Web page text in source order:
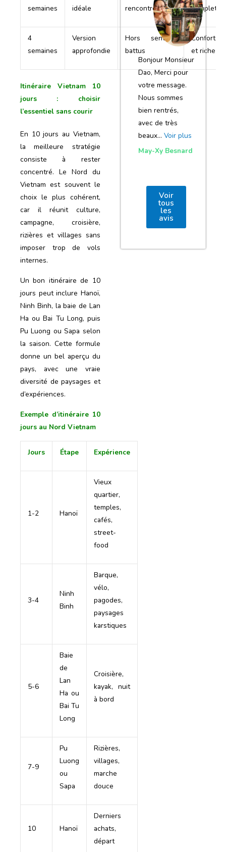
semaines
idéale
rencontres
complet
4
semaines
Version
approfondie
Hors sentiers
battus
et riche
Itinéraire Vietnam 10
jours
: choisir
l’essentiel sans courir
En 10 jours au Vietnam,
la meilleure stratégie
consiste à rester
concentré. Le Nord du
Vietnam est souvent le
choix le plus cohérent,
car il réunit culture,
campagne, croisière,
rizières et villages sans
imposer trop de vols
internes.
Un bon itinéraire de 10
jours peut inclure Hanoï,
Ninh Binh, la baie de Lan
Ha ou Bai Tu Long, puis
Pu Luong ou Sapa selon
la saison. Cette formule
donne un bel aperçu du
pays, avec une vraie
diversité de paysages et
d’expériences.
Exemple d’itinéraire 10
jours au Nord Vietnam
Jours Étape Expérience
1-2 Hanoï
Vieux
quartier,
temples,
cafés,
street-
food
3-4
Ninh
Binh
Barque,
vélo,
pagodes,
paysages
karstiques
5-6
Baie
de
Lan
Ha ou
Bai Tu
Long
Croisière,
kayak, nuit
à bord
7-9
Pu
Luong
ou
Sapa
Rizières,
villages,
marche
douce
10 Hanoï
Derniers
achats,
départ
notre voyage
et de votre
agence
Bonjour Monsieur
Dao, Merci pour
votre message.
Nous sommes
bien rentrés,
avec de très
beaux… Voir plus
May-Xy Besnard
Voir
tous
les
avis